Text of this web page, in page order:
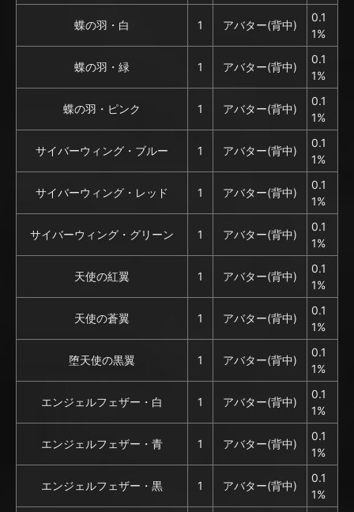
蝶の羽・白 1 アバター(背中)
0.1
1%
蝶の羽・緑 1 アバター(背中)
0.1
1%
蝶の羽・ピンク 1 アバター(背中)
0.1
1%
サイバーウィング・ブルー 1 アバター(背中)
0.1
1%
サイバーウィング・レッド 1 アバター(背中)
0.1
1%
サイバーウィング・グリーン 1 アバター(背中)
0.1
1%
天使の紅翼 1 アバター(背中)
0.1
1%
天使の蒼翼 1 アバター(背中)
0.1
1%
堕天使の黒翼 1 アバター(背中)
0.1
1%
エンジェルフェザー・白 1 アバター(背中)
0.1
1%
エンジェルフェザー・青 1 アバター(背中)
0.1
1%
エンジェルフェザー・黒 1 アバター(背中)
0.1
1%